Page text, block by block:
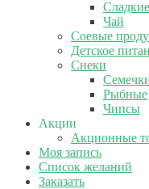
Чай
Соевые
Детское
Снеки
Рыбные
Чипсы
Акции
Акционные
Моя запись
Список желаний
Заказать